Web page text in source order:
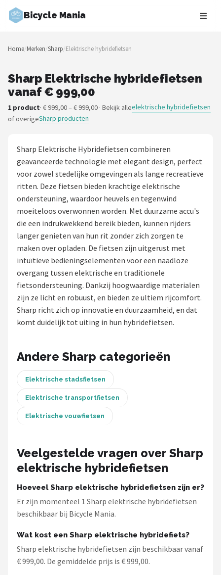
Bicycle Mania
Zoeken
NAVIGATIE
Merken
Blog
Kinderfietsen
Stadsfietsen
Elektrische fietsen
Mountainbikes
Shop
Basil
Volare
ABUS
AXA
New Looxs
Schwalbe
Voltano
Cortina
Home/Merken/Sharp/Elektrische hybridefietsen
Sharp Elektrische hybridefietsen
vanaf € 999,00
1 product· € 999,00 – € 999,00 · Bekijk alleelektrische hybridefietsen
of overigeSharp producten
Sharp Elektrische Hybridefietsen combineren
geavanceerde technologie met elegant design, perfect
voor zowel stedelijke omgevingen als lange recreatieve
ritten. Deze fietsen bieden krachtige elektrische
ondersteuning, waardoor heuvels en tegenwind
moeiteloos overwonnen worden. Met duurzame accu's
die een indrukwekkend bereik bieden, kunnen rijders
langer genieten van hun rit zonder zich zorgen te
maken over opladen. De fietsen zijn uitgerust met
intuïtieve bedieningselementen voor een naadloze
overgang tussen elektrische en traditionele
fietsondersteuning. Dankzij hoogwaardige materialen
zijn ze licht en robuust, en bieden ze ultiem rijcomfort.
Sharp richt zich op innovatie en duurzaamheid, en dat
komt duidelijk tot uiting in hun hybridefietsen.
Andere Sharp categorieën
Elektrische stadsfietsen
Elektrische transportfietsen
Elektrische vouwfietsen
Veelgestelde vragen over Sharp
elektrische hybridefietsen
Hoeveel Sharp elektrische hybridefietsen zijn er?
Er zijn momenteel 1 Sharp elektrische hybridefietsen
beschikbaar bij Bicycle Mania.
Wat kost een Sharp elektrische hybridefiets?
Sharp elektrische hybridefietsen zijn beschikbaar vanaf
€ 999,00. De gemiddelde prijs is € 999,00.